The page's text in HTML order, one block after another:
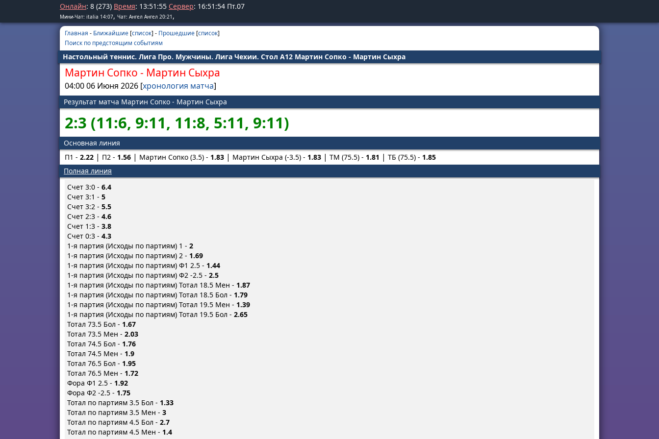
Онлайн: 8 (273) Время: 13:51 :55 Сервер: 16:51 :54 Пт.07
Мини-Чат: italia 14:07, Чат: Ангел Ангел 20:21 ,
Главная - Ближайшие [список] - Прошедшие [список]
Поиск по предстоящим событиям
Настольный теннис. Лига Про. Мужчины. Лига Чехии. Стол А12 Мартин Сопко - Мартин Сыхра
Мартин Сопко - Мартин Сыхра
04:00 06 Июня 2026 [хронология матча]
Результат матча Мартин Сопко - Мартин Сыхра
2:3 (11:6, 9:11, 11:8, 5:11, 9:11)
Основная линия
П1 - 2.22 П2 - 1.56 Мартин Сопко (3.5) - 1.83 Мартин Сыхра (-3.5) - 1.83 ТМ (75.5) - 1.81 ТБ (75.5) - 1.85
Полная линия
Счет 3:0 - 6.4
Счет 3:1 - 5
Счет 3:2 - 5.5
Счет 2:3 - 4.6
Счет 1:3 - 3.8
Счет 0:3 - 4.3
1-я партия (Исходы по партиям) 1 - 2
1-я партия (Исходы по партиям) 2 - 1.69
1-я партия (Исходы по партиям) Ф1 2.5 - 1.44
1-я партия (Исходы по партиям) Ф2 -2.5 - 2.5
1-я партия (Исходы по партиям) Тотал 18.5 Мен - 1.87
1-я партия (Исходы по партиям) Тотал 18.5 Бол - 1.79
1-я партия (Исходы по партиям) Тотал 19.5 Мен - 1.39
1-я партия (Исходы по партиям) Тотал 19.5 Бол - 2.65
Тотал 73.5 Бол - 1.67
Тотал 73.5 Мен - 2.03
Тотал 74.5 Бол - 1.76
Тотал 74.5 Мен - 1.9
Тотал 76.5 Бол - 1.95
Тотал 76.5 Мен - 1.72
Фора Ф1 2.5 - 1.92
Фора Ф2 -2.5 - 1.75
Тотал по партиям 3.5 Бол - 1.33
Тотал по партиям 3.5 Мен - 3
Тотал по партиям 4.5 Бол - 2.7
Тотал по партиям 4.5 Мен - 1.4